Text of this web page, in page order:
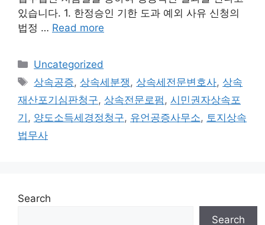
있습니다. 1. 한정승인 기한 도과 예외 사유 신청의
법정 … Read more
Categories
Uncategorized
Tags
상속공증, 상속세분쟁 , 상속세전문변호사, 상속
재산포기심판청구, 상속전문로펌 , 시민권자상속포
기 , 양도소득세경정청구, 유언공증사무소, 토지상속
법무사
Search
Search